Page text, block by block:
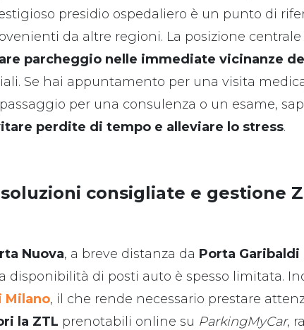
presidio ospedaliero è un punto di
da altre regioni. La posizione centrale
parcheggio nelle immediate vicinanze
Se hai appuntamento per una visita
per una consulenza o un esame,
perdite di tempo e alleviare lo stress.
consigliate e gestione
Nuova, a breve distanza da Porta Garibaldi
disponibilità di posti auto è spesso limitata.
Milano, il che rende necessario prestare
la ZTL prenotabili online su ParkingMyCar,